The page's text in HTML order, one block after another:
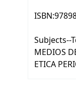
ISBN:
Subjects--
MEDIOS
ETICA